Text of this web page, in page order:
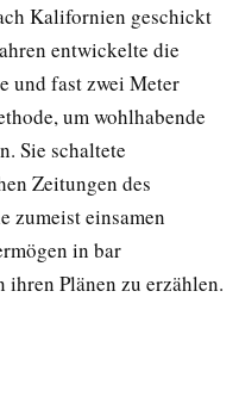
Kalifornien geschickt
entwickelte die
und fast zwei Meter
um wohlhabende
Sie schaltete
Zeitungen des
zumeist einsamen
in bar
Plänen zu erzählen.